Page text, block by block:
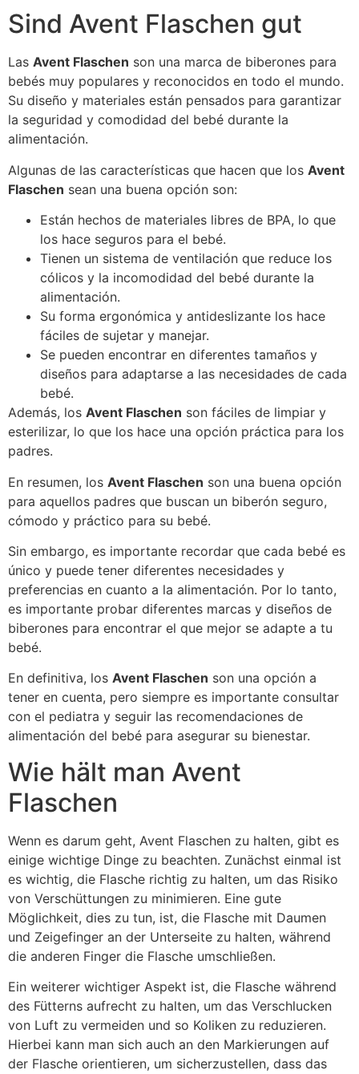
Sind Avent Flaschen gut
Las Avent Flaschen son una marca de biberones para
bebés muy populares y reconocidos en todo el mundo.
Su diseño y materiales están pensados para garantizar
la seguridad y comodidad del bebé durante la
alimentación.
Algunas de las características que hacen que los Avent
Flaschen sean una buena opción son:
Están hechos de materiales libres de BPA, lo que
los hace seguros para el bebé.
Tienen un sistema de ventilación que reduce los
cólicos y la incomodidad del bebé durante la
alimentación.
Su forma ergonómica y antideslizante los hace
fáciles de sujetar y manejar.
Se pueden encontrar en diferentes tamaños y
diseños para adaptarse a las necesidades de cada
bebé.
Además, los Avent Flaschen son fáciles de limpiar y
esterilizar, lo que los hace una opción práctica para los
padres.
En resumen, los Avent Flaschen son una buena opción
para aquellos padres que buscan un biberón seguro,
cómodo y práctico para su bebé.
Sin embargo, es importante recordar que cada bebé es
único y puede tener diferentes necesidades y
preferencias en cuanto a la alimentación. Por lo tanto,
es importante probar diferentes marcas y diseños de
biberones para encontrar el que mejor se adapte a tu
bebé.
En definitiva, los Avent Flaschen son una opción a
tener en cuenta, pero siempre es importante consultar
con el pediatra y seguir las recomendaciones de
alimentación del bebé para asegurar su bienestar.
Wie hält man Avent
Flaschen
Wenn es darum geht, Avent Flaschen zu halten, gibt es
einige wichtige Dinge zu beachten. Zunächst einmal ist
es wichtig, die Flasche richtig zu halten, um das Risiko
von Verschüttungen zu minimieren. Eine gute
Möglichkeit, dies zu tun, ist, die Flasche mit Daumen
und Zeigefinger an der Unterseite zu halten, während
die anderen Finger die Flasche umschließen.
Ein weiterer wichtiger Aspekt ist, die Flasche während
des Fütterns aufrecht zu halten, um das Verschlucken
von Luft zu vermeiden und so Koliken zu reduzieren.
Hierbei kann man sich auch an den Markierungen auf
der Flasche orientieren, um sicherzustellen, dass das